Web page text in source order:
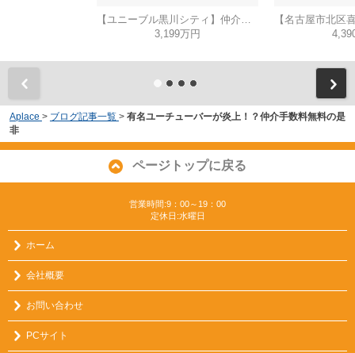
【ユニーブル黒川シティ】仲介手数料無料！城北小学校・北陵中学校
3,199万円
Aplace > ブログ記事一覧 > 有名ユーチューバーが炎上！？仲介手数料無料の是
非
ページトップに戻る
営業時間:9：00～19：00
定休日:水曜日
ホーム
会社概要
お問い合わせ
PCサイト